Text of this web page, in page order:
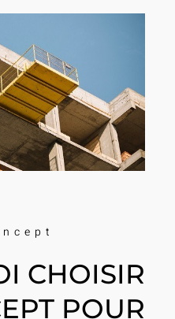
CHOISIR
POUR